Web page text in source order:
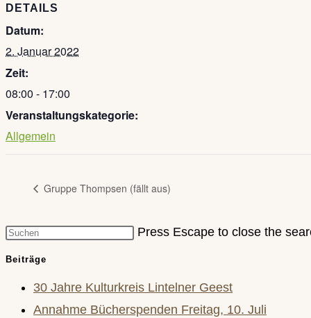
DETAILS
Datum:
2. Januar 2022
Zeit:
08:00 - 17:00
Veranstaltungskategorie:
Allgemein
Gruppe Thompsen (fällt aus)
Press Escape to close the
Beiträge
30 Jahre Kulturkreis Lintelner Geest
Annahme Bücherspenden Freitag, 10. Juli